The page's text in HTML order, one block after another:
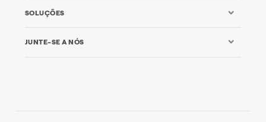
SOLUÇÕES
JUNTE-SE A NÓS